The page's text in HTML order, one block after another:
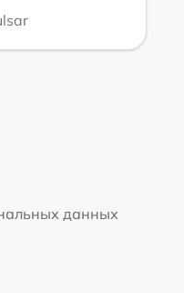
данных